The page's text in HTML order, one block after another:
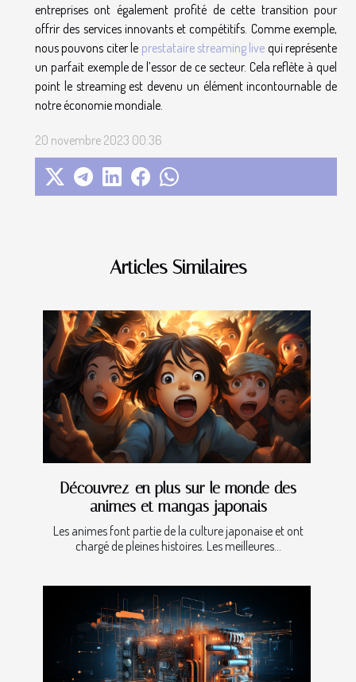
Articles Similaires
Découvrez-en plus sur le monde des
animes et mangas japonais
Les animes font partie de la culture japonaise et ont
chargé de pleines histoires. Les meilleures...
entreprises ont également profité de cette transition pour
offrir des services innovants et compétitifs. Comme exemple,
nous pouvons citer le prestataire streaming live qui représente
un parfait exemple de l’essor de ce secteur. Cela reflète à quel
point le streaming est devenu un élément incontournable de
notre économie mondiale.
20 novembre 2023 00:36